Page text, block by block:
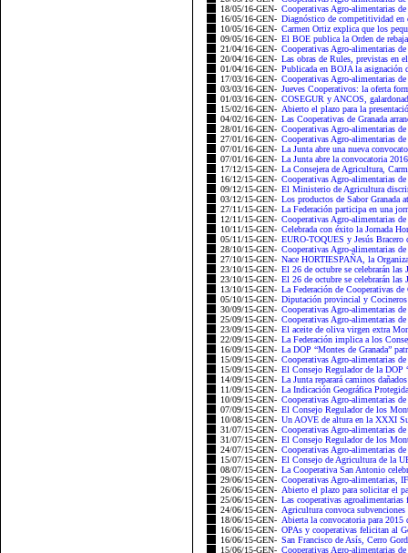
18/05/16-GEN- Cooperativas Agro-alimentarias
16/05/16-GEN- Diagnóstico de competitividad en
10/05/16-GEN- Carmen Ortiz explica que los
09/05/16-GEN- El BOE publica la Orden de
21/04/16-GEN- Cooperativas Agro-alimentarias
20/04/16-GEN- Las obras de Rules, previstas en
01/04/16-GEN- Publicada en BOJA la asignación
17/03/16-GEN- Cooperativas Agro-alimentarias
03/03/16-GEN- Jueves Cooperativos: la oferta
01/03/16-GEN- COSEGUR y ANCOS,
15/02/16-GEN- Abierto el plazo para la
04/02/16-GEN- Las Cooperativas de Granada
28/01/16-GEN- Cooperativas Agro-alimentarias
27/01/16-GEN- Cooperativas Agro-alimentarias
07/01/16-GEN- La Junta abre una nueva
07/01/16-GEN- La Junta abre la convocatoria
17/12/15-GEN- La Consejera de Agricultura,
16/12/15-GEN- Cooperativas Agro-alimentarias
09/12/15-GEN- El Ministerio de Agricultura
03/12/15-GEN- Los productos de Sabor Granada
27/11/15-GEN- La Federación participa en una
12/11/15-GEN- Cooperativas Agro-alimentarias
10/11/15-GEN- Celebrada con éxito la Jornada
05/11/15-GEN- EURO-TOQUES y Jesús
28/10/15-GEN- Cooperativas Agro-alimentarias
27/10/15-GEN- Nace HORTIESPAÑA, la
23/10/15-GEN- El 26 de octubre se celebrarán
23/10/15-GEN- El 26 de octubre se celebrarán
13/10/15-GEN- La Federación de Cooperativas
05/10/15-GEN- Diputación provincial y
30/09/15-GEN- Cooperativas Agro-alimentarias
25/09/15-GEN- Cooperativas Agro-alimentarias
23/09/15-GEN- El aceite de oliva virgen extra
22/09/15-GEN- La Federación implica a los
16/09/15-GEN- La DOP “Montes de Granada”
15/09/15-GEN- Cooperativas Agro-alimentarias
15/09/15-GEN- El Consejo Regulador de la DOP
14/09/15-GEN- La Junta reparará caminos
11/09/15-GEN- La Indicación Geográfica
10/09/15-GEN- Cooperativas Agro-alimentarias
07/09/15-GEN- El Consejo Regulador de los
10/08/15-GEN- Un AOVE de altura en la XXXI
31/07/15-GEN- Cooperativas Agro-alimentarias
31/07/15-GEN- El Consejo Regulador de los
24/07/15-GEN- Cooperativas Agro-alimentarias
15/07/15-GEN- El Consejo de Agricultura de la
08/07/15-GEN- La Cooperativa San Antonio
29/06/15-GEN- Cooperativas Agro-alimentarias,
26/06/15-GEN- Abierto el plazo para solicitar el
25/06/15-GEN- Las cooperativas
24/06/15-GEN- Agricultura convoca
18/06/15-GEN- Abierta la convocatoria para 2015
16/06/15-GEN- OPAs y cooperativas felicitan al
16/06/15-GEN- San Francisco de Asís, Cerro
15/06/15-GEN- Cooperativas Agro-alimentarias